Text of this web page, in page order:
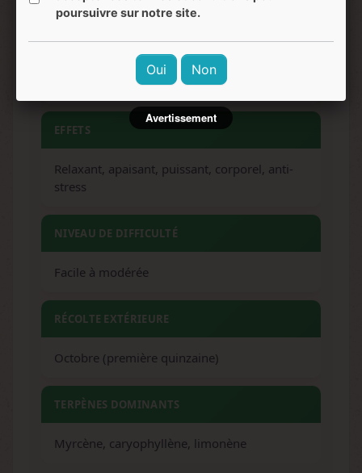
SAVEURS
Kush, carburant, épicé, citrique
EFFETS
Relaxant, apaisant, puissant, corporel, anti-
stress
NIVEAU DE DIFFICULTÉ
Facile à modérée
RÉCOLTE EXTÉRIEURE
Octobre (première quinzaine)
TERPÈNES DOMINANTS
Myrcène, caryophyllène, limonène
poursuivre sur notre site.
Oui Non
Avertissement